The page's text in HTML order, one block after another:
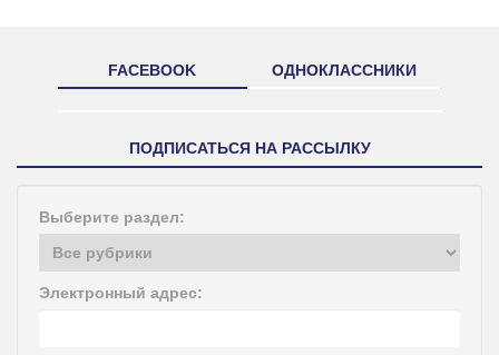
FACEBOOK ОДНОКЛАССНИКИ
ПОДПИСАТЬСЯ НА РАССЫЛКУ
Выберите раздел:
Электронный адрес: